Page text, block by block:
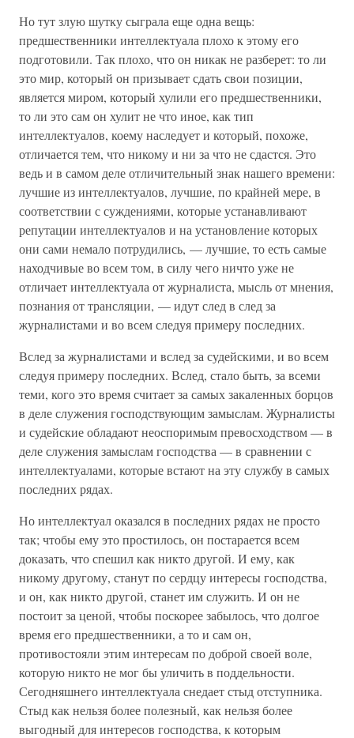
Но тут злую шутку сыграла еще одна вещь:
предшественники интеллектуала плохо к этому его
подготовили. Так плохо, что он никак не разберет: то ли
это мир, который он призывает сдать свои позиции,
является миром, который хулили его предшественники,
то ли это сам он хулит не что иное, как тип
интеллектуалов, коему наследует и который, похоже,
отличается тем, что никому и ни за что не сдастся. Это
ведь и в самом деле отличительный знак нашего времени:
лучшие из интеллектуалов, лучшие, по крайней мере, в
соответствии с суждениями, которые устанавливают
репутации интеллектуалов и на установление которых
они сами немало потрудились, — лучшие, то есть самые
находчивые во всем том, в силу чего ничто уже не
отличает интеллектуала от журналиста, мысль от мнения,
познания от трансляции, — идут след в след за
журналистами и во всем следуя примеру последних.
Вслед за журналистами и вслед за судейскими, и во всем
следуя примеру последних. Вслед, стало быть, за всеми
теми, кого это время считает за самых закаленных борцов
в деле служения господствующим замыслам. Журналисты
и судейские обладают неоспоримым превосходством — в
деле служения замыслам господства — в сравнении с
интеллектуалами, которые встают на эту службу в самых
последних рядах.
Но интеллектуал оказался в последних рядах не просто
так; чтобы ему это простилось, он постарается всем
доказать, что спешил как никто другой. И ему, как
никому другому, станут по сердцу интересы господства,
и он, как никто другой, станет им служить. И он не
постоит за ценой, чтобы поскорее забылось, что долгое
время его предшественники, а то и сам он,
противостояли этим интересам по доброй своей воле,
которую никто не мог бы уличить в поддельности.
Сегодняшнего интеллектуала снедает стыд отступника.
Стыд как нельзя более полезный, как нельзя более
выгодный для интересов господства, к которым